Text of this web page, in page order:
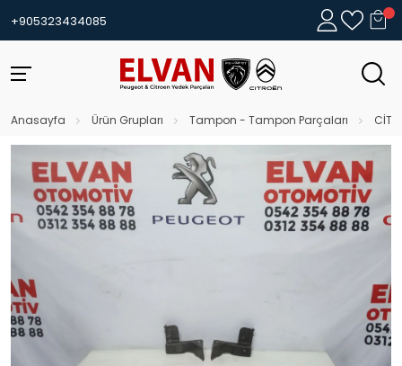
+905323434085
Anasayfa Ürün Grupları Tampon - Tampon Parçaları